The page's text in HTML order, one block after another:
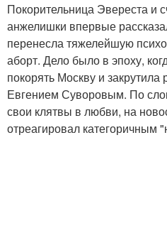
Покорительница Эвереста и
анжелишки впервые
перенесла тяжелейшую
аборт. Дело было в эпоху,
покорять Москву и
Евгением Суворовым. По
свои клятвы в любви, на
отреагировал категоричным